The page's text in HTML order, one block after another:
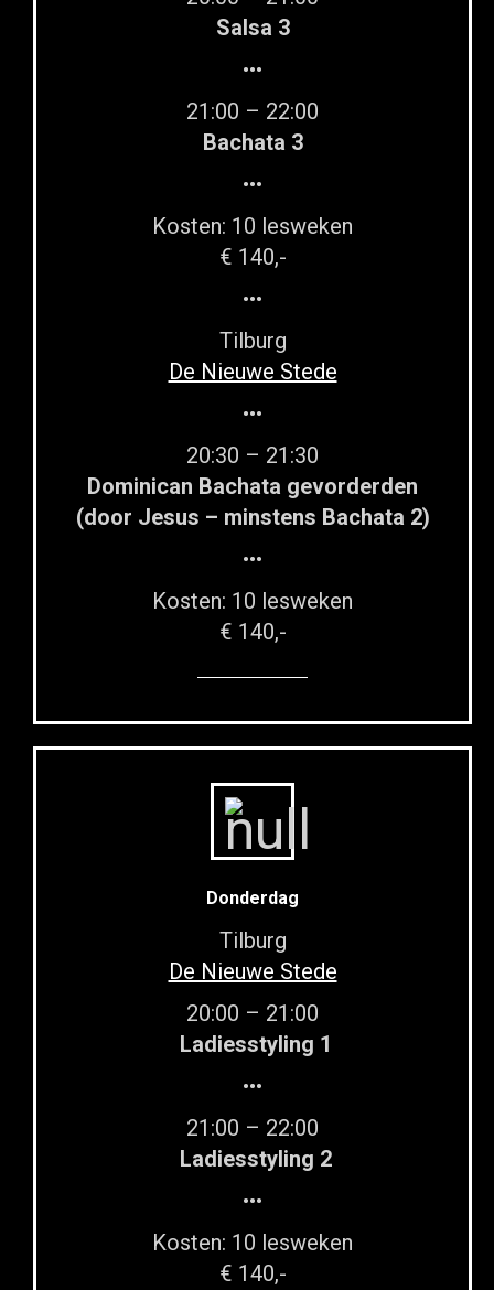
Salsa 3
•••
21:00 – 22:00
Bachata 3
•••
Kosten: 10 lesweken
€ 140,-
•••
Tilburg
De Nieuwe Stede
•••
20:30 – 21:30
Dominican Bachata gevorderden
(door Jesus – minstens Bachata 2)
•••
Kosten: 10 lesweken
€ 140,-
Donderdag
Tilburg
De Nieuwe Stede
20:00 – 21:00
Ladiesstyling 1
•••
21:00 – 22:00
Ladiesstyling 2
•••
Kosten: 10 lesweken
€ 140,-